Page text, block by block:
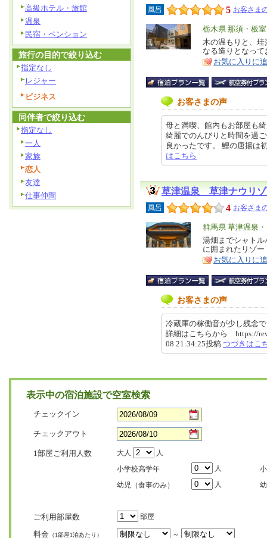
風呂 5 お客さま
エ
リ
ア
栃木県 那須・板
特
徴
木の温もりと、
なる造りとなっ
お気に入りに
お客さまの声
母と満喫、館内もお部屋も
綺麗でのんびりと時間を過
良かったです。 鯉の唐揚
はこちら
草津温泉 草津ナウリゾ
風呂 4 お客さま
エ
リ
ア
群馬県 草津温泉
特
徴
湯畑までシャト
に囲まれたリゾ
お気に入りに
お客さまの声
冷蔵庫の稼働音が少し残念
詳細はこちらから https://
08 21:34:25投稿 つづきはこ
高級ホテル・旅館
温泉
民宿・ペンション
旅行の目的で絞り込む
指定なし
レジャー
ビジネス
同伴者で絞り込む
指定なし
一人
家族
恋人
友達
仕事仲間
表示中の宿泊施設で空室検索
チェックイン
チェックアウト
1部屋ご利用人数 大人
人
小学校高学年
人
幼児（食事のみ）
人
ご利用部屋数 部屋
料金 （1部屋1泊あたり） ～